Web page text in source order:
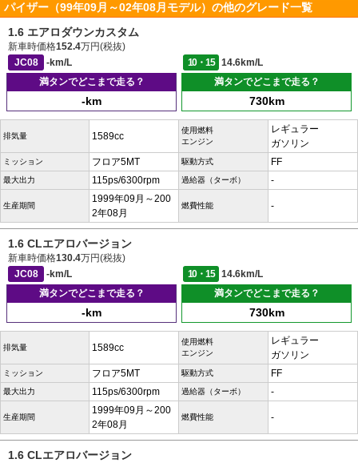
パイザー（99年09月～02年08月モデル）の他のグレード一覧
1.6 エアロダウンカスタム
新車時価格152.4万円(税抜)
JC08
-km/L 10・15
14.6km/L
満タンでどこまで走る？
-km
満タンでどこまで走る？
730km
排気量 1589cc
使用燃料
エンジン
レギュラー
ガソリン
ミッション フロア5MT 駆動方式 FF
最大出力 115ps/6300rpm 過給器（ターボ） -
生産期間
1999年09月～200
2年08月
燃費性能 -
1.6 CLエアロバージョン
新車時価格130.4万円(税抜)
JC08
-km/L 10・15
14.6km/L
満タンでどこまで走る？
-km
満タンでどこまで走る？
730km
排気量 1589cc
使用燃料
エンジン
レギュラー
ガソリン
ミッション フロア5MT 駆動方式 FF
最大出力 115ps/6300rpm 過給器（ターボ） -
生産期間
1999年09月～200
2年08月
燃費性能 -
1.6 CLエアロバージョン